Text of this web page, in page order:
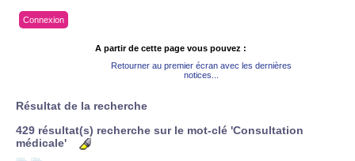
Connexion
A partir de cette page vous pouvez :
Retourner au premier écran avec les dernières
notices...
Résultat de la recherche
429 résultat(s) recherche sur le mot-clé 'Consultation
médicale'